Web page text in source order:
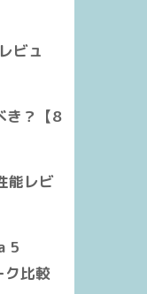
ビュ
き？【8
能レビ
5
ク比較